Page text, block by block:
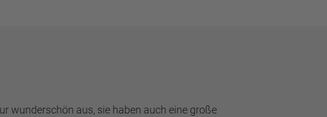
wunderschön aus, sie haben auch eine große